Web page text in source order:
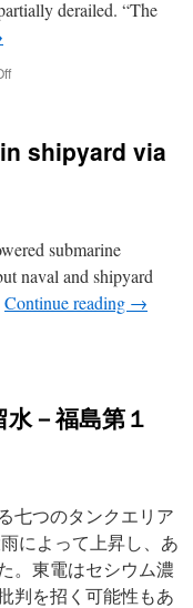
by
2018
derailed. “The
on
emergency
News
and
shipyard via
submarine
naval and shipyard
Continue reading →
－福島第１
七つのタンクエリア
によって上昇し、あ
。東電はセシウム濃
判を招く可能性もあ